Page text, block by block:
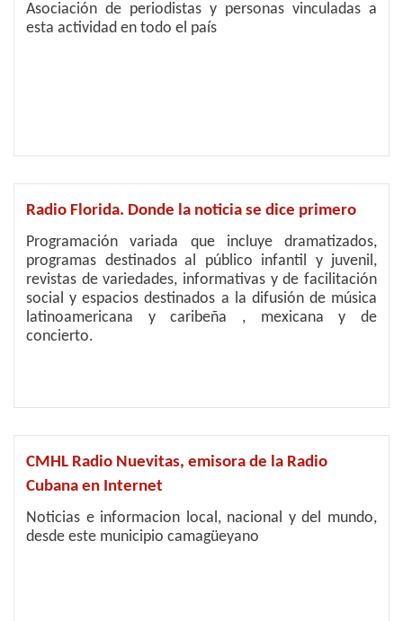
Asociación de periodistas y personas vinculadas a
esta actividad en todo el país
Radio Florida. Donde la noticia se dice primero
Programación variada que incluye dramatizados,
programas destinados al público infantil y juvenil,
revistas de variedades, informativas y de facilitación
social y espacios destinados a la difusión de música
latinoamericana y caribeña , mexicana y de
concierto.
CMHL Radio Nuevitas, emisora de la Radio
Cubana en Internet
Noticias e informacion local, nacional y del mundo,
desde este municipio camagüeyano